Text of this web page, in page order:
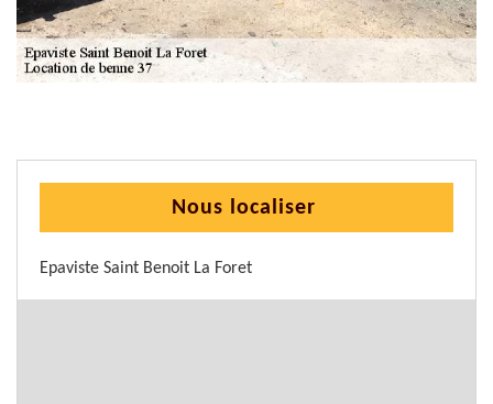
Nous localiser
Epaviste Saint Benoit La Foret